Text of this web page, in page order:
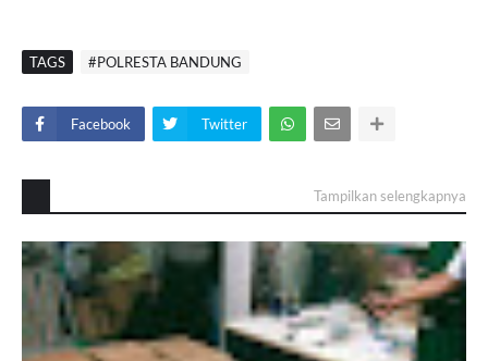
TAGS #POLRESTA BANDUNG
Facebook Twitter
Tampilkan selengkapnya